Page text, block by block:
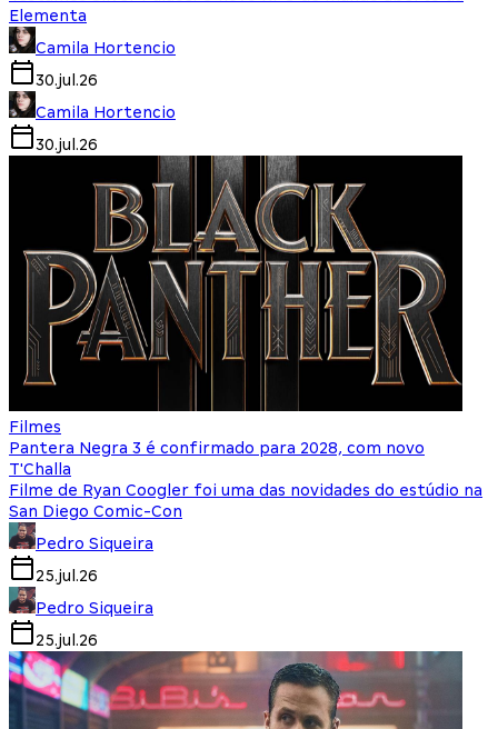
Elementa
Camila Hortencio
30.jul.26
Camila Hortencio
30.jul.26
Filmes
Pantera Negra 3 é confirmado para 2028, com novo
T'Challa
Filme de Ryan Coogler foi uma das novidades do estúdio na
San Diego Comic-Con
Pedro Siqueira
25.jul.26
Pedro Siqueira
25.jul.26